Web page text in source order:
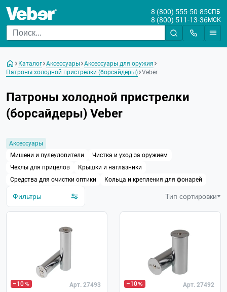
8 (800) 555-50-85СПБ
8 (800) 511-13-36МСК
Каталог Аксессуары Аксессуары для оружия
Патроны холодной пристрелки (борсайдеры) Veber
Патроны холодной пристрелки
(борсайдеры) Veber
Аксессуары
Мишени и пулеуловители
Чистка и уход за оружием
Чехлы для прицелов
Крышки и наглазники
Средства для очистки оптики
Кольца и крепления для фонарей
Цена
От
До
Бренд
Veber
Фильтры Тип сортировки
–10 Арт. 27493 –10 Арт. 27492